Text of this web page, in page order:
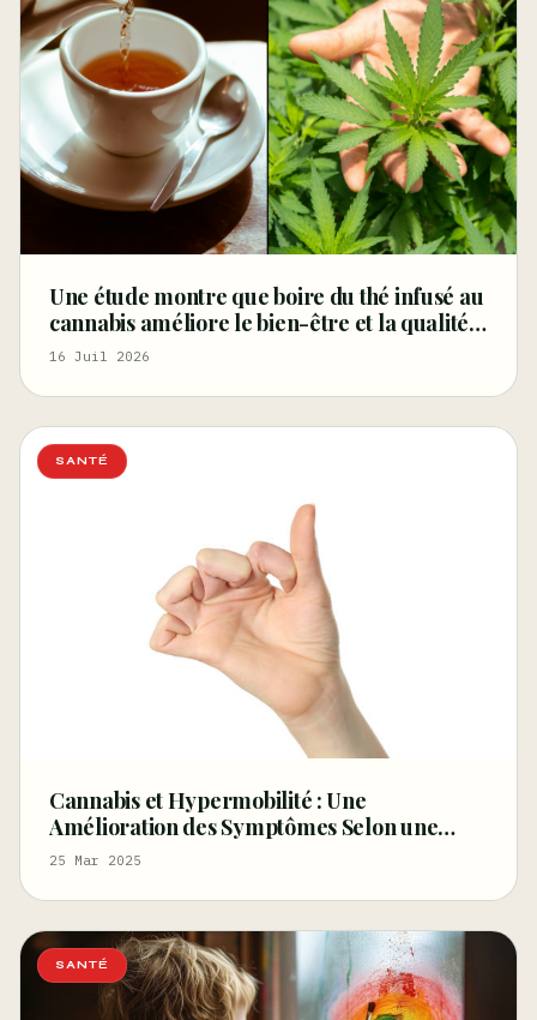
Une étude montre que boire du thé infusé au
cannabis améliore le bien-être et la qualité
du sommeil – Marijuana Moment
16 Juil 2026
SANTÉ
Cannabis et Hypermobilité : Une
Amélioration des Symptômes Selon une
Étude Britannique
25 Mar 2025
SANTÉ